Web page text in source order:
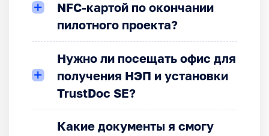
NFC-картой по окончании
пилотного проекта?
Нужно ли посещать офис для
получения НЭП и установки
TrustDoc SE?
Какие документы я смогу